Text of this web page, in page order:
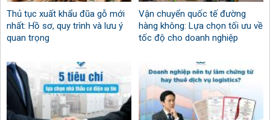
Thủ tục xuất khẩu đũa gỗ mới
nhất: Hồ sơ, quy trình và lưu ý
quan trọng
Vận chuyển quốc tế đường
hàng không: Lựa chọn tối ưu về
tốc độ cho doanh nghiệp